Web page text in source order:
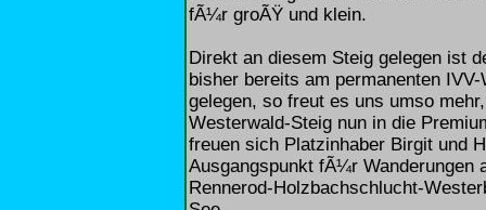
fÃ¼r groÃŸ und klein.
Direkt an diesem Steig gelegen ist
bisher bereits am permanenten
gelegen, so freut es uns umso
Westerwald-Steig nun in die
freuen sich Platzinhaber Birgit und
Ausgangspunkt fÃ¼r Wanderungen
Rennerod-Holzbachschlucht-